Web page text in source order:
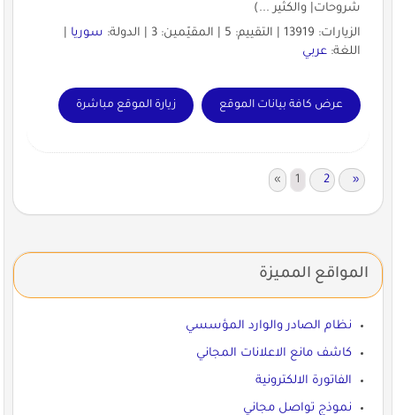
شروحات| والكثير ...)
الزيارات: 13919 | التقييم: 5 | المقيّمين: 3 | الدولة:
سوريا|
اللغة: عربي
عرض كافة بيانات الموقع زيارة الموقع مباشرة
« 2 »
المواقع المميزة
نظام الصادر والوارد المؤسسي
كاشف مانع الاعلانات المجاني
الفاتورة الالكترونية
نموذج تواصل مجاني